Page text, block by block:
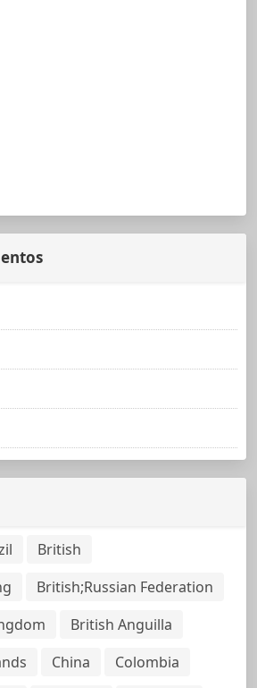
British
British;Russian Federation
British Anguilla
China
Colombia